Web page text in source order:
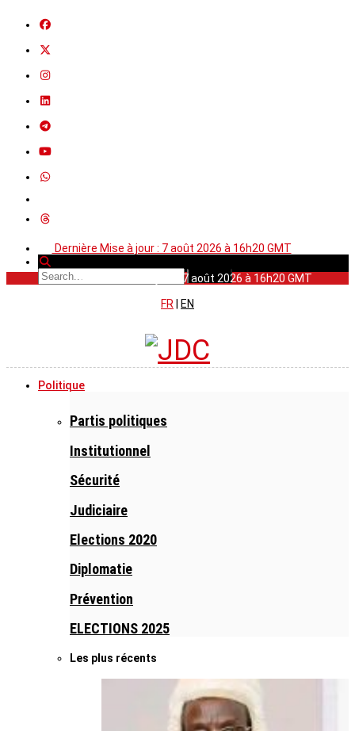
Dernière Mise à jour : 7 août 2026 à 16h20 GMT
Dernière Mise à jour : 7 août 2026 à 16h20 GMT
FR
EN
Politique
Partis politiques
Institutionnel
Sécurité
Judiciaire
Elections 2020
Diplomatie
Prévention
ELECTIONS 2025
Les plus récents